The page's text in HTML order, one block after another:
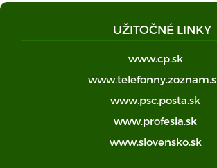
UŽITOČNÉ LINKY
www.cp.sk
www.psc.posta.sk
www.profesia.sk
www.slovensko.sk